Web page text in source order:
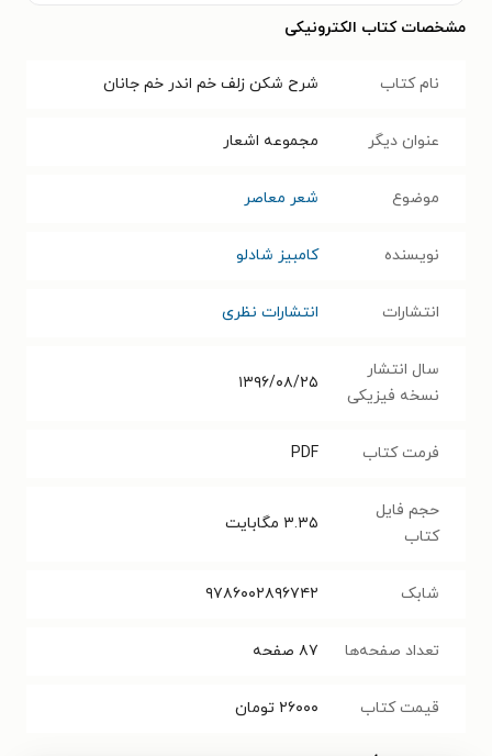
مشخصات کتاب الکترونیکی
نام کتاب شرح شکن زلف خم اندر خم جانان
عنوان دیگر مجموعه اشعار
موضوع شعر معاصر
نویسنده کامبیز شادلو
انتشارات انتشارات نظری
سال انتشار
نسخه فیزیکی
۱۳۹۶/۰۸/۲۵
فرمت کتاب PDF
حجم فایل
کتاب
۳.۳۵ مگابایت
شابک ۹۷۸۶۰۰۲۸۹۶۷۴۲
تعداد صفحه‌ها ۸۷ صفحه
قیمت کتاب ۲۶۰۰۰ تومان